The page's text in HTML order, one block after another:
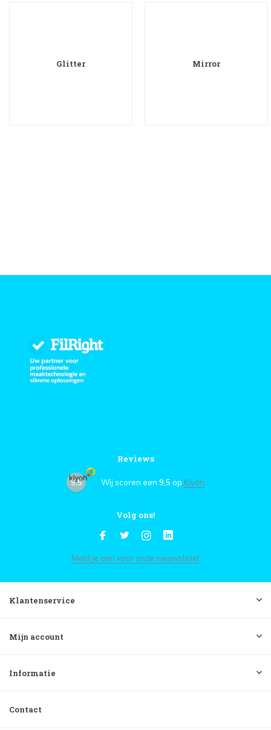
Glitter Mirror
Reviews
9,5 Wij scoren een 9,5 op Kiyoh
Volg ons!
Meld je aan voor onze nieuwsbrief
Klantenservice
Mijn account
Informatie
Contact